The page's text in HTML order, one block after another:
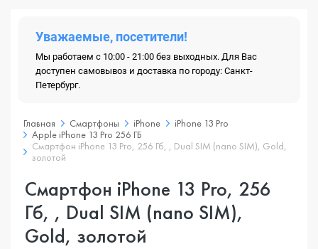
Уважаемые, посетители!
Мы работаем с 10:00 - 21:00 без выходных. Для Вас
доступен самовывоз и доставка по городу: Санкт-
Петербург.
Главная Смартфоны iPhone
iPhone 13 Pro
Apple iPhone 13 Pro 256 ГБ
Смартфон iPhone 13 Pro, 256 Гб, , Dual SIM (nano SIM), Gold,
золотой
Смартфон iPhone 13 Pro, 256
Гб, , Dual SIM (nano SIM),
Gold, золотой